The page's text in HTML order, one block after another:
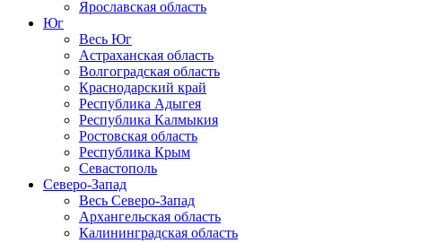
Ярославская область
Юг
Весь Юг
Астраханская область
Волгоградская область
Краснодарский край
Республика Адыгея
Республика Калмыкия
Ростовская область
Республика Крым
Севастополь
Северо-Запад
Весь Северо-Запад
Архангельская область
Калининградская область